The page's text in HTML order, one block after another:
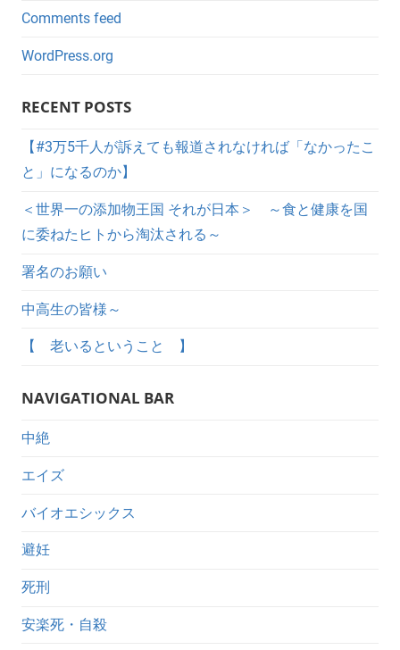
Comments feed
WordPress.org
RECENT POSTS
【#3万5千人が訴えても報道されなければ「なかったこ
と」になるのか】
＜世界一の添加物王国 それが日本＞ ～食と健康を国
に委ねたヒトから淘汰される～
署名のお願い
中高生の皆様～
【 老いるということ 】
NAVIGATIONAL BAR
中絶
エイズ
バイオエシックス
避妊
死刑
安楽死・自殺